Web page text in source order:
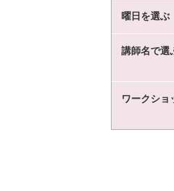
曜日を選ぶ
講師名で選
ワークショ